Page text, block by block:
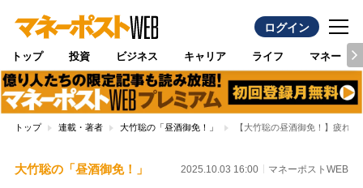
ログイン
トップ 投資 ビジネス キャリア ライフ マネー
トップ 連載・著者 大竹聡の「昼酒御免！」 【大竹聡の昼酒御免！】疲れ
大竹聡の「昼酒御免！」 2025.10.03 16:00 マネーポストWEB